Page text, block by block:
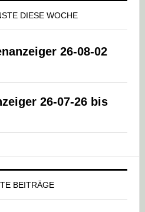
DIESE WOCHE
26-08-02
26-07-26 bis
BEITRÄGE